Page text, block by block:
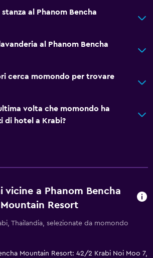
al Phanom Bencha
al Phanom Bencha
cerca momondo per trovare
volta che momondo ha
di hotel a Krabi?
vicine a Phanom Bencha
Mountain Resort
Thailandia, selezionate da momondo
Mountain Resort: 42/2 Krabi Noi Moo 7,